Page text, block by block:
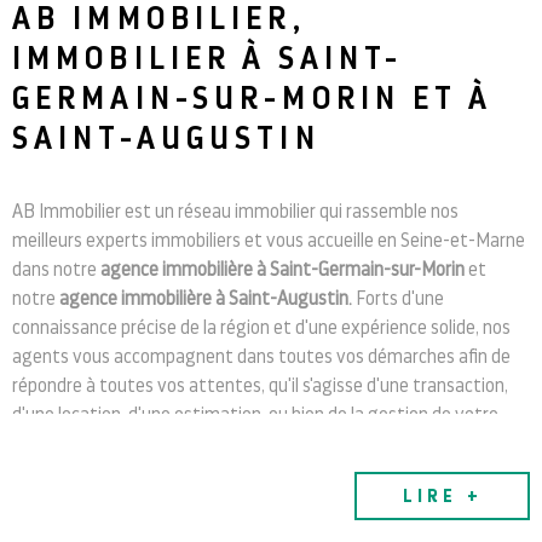
AB IMMOBILIER,
IMMOBILIER À SAINT-
GERMAIN-SUR-MORIN ET À
SAINT-AUGUSTIN
AB Immobilier est un réseau immobilier qui rassemble nos
meilleurs experts immobiliers et vous accueille en Seine-et-Marne
dans notre agence immobilière à Saint-Germain-sur-Morinet
notre agence immobilière à Saint-Augustin. Forts d'une
connaissance précise de la région et d'une expérience solide, nos
agents vous accompagnent dans toutes vos démarches afin de
répondre à toutes vos attentes, qu'il s'agisse d'une transaction,
d'une location, d'une estimation, ou bien de la gestion de votre
Vendez, achetez, louez avec nos agences
LIRE +